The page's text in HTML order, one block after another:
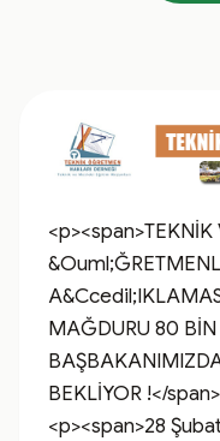
<p><span>TEKNİK
MAĞDURU 80
BEKLİYOR !</
<p><span>28